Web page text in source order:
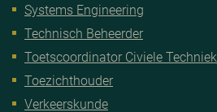
Systems Engineering
Technisch Beheerder
Toetscoordinator Civiele Techniek
Toezichthouder
Verkeerskunde